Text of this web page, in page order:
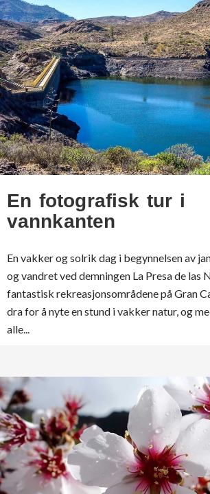
En fotografisk tur i
vannkanten
En vakker og solrik dag i begynnelsen av
og vandret ved demningen La Presa de las
fantastisk rekreasjonsområdene på Gran
dra for å nyte en stund i vakker natur, og
alle...